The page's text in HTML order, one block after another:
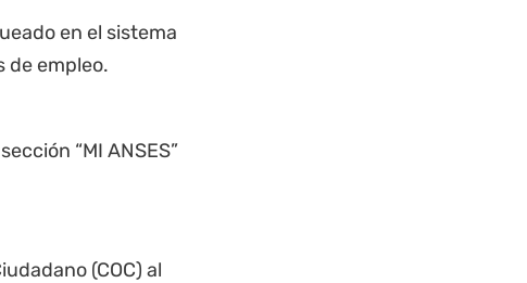
en el sistema
de empleo.
“MI ANSES”
(COC) al